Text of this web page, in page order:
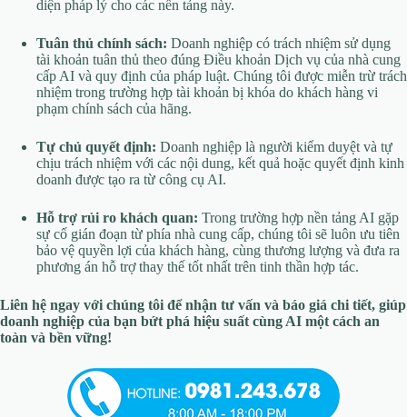
diện pháp lý cho các nền tảng này.
Tuân thủ chính sách: Doanh nghiệp có trách nhiệm sử dụng
tài khoản tuân thủ theo đúng Điều khoản Dịch vụ của nhà cung
cấp AI và quy định của pháp luật. Chúng tôi được miễn trừ trách
nhiệm trong trường hợp tài khoản bị khóa do khách hàng vi
phạm chính sách của hãng.
Tự chủ quyết định: Doanh nghiệp là người kiểm duyệt và tự
chịu trách nhiệm với các nội dung, kết quả hoặc quyết định kinh
doanh được tạo ra từ công cụ AI.
Hỗ trợ rủi ro khách quan: Trong trường hợp nền tảng AI gặp
sự cố gián đoạn từ phía nhà cung cấp, chúng tôi sẽ luôn ưu tiên
bảo vệ quyền lợi của khách hàng, cùng thương lượng và đưa ra
phương án hỗ trợ thay thế tốt nhất trên tinh thần hợp tác.
Liên hệ ngay với chúng tôi để nhận tư vấn và báo giá chi tiết, giúp
doanh nghiệp của bạn bứt phá hiệu suất cùng AI một cách an
toàn và bền vững!